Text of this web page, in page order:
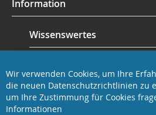
Information
Wissenswertes
Revisage GmbH
Wir verwenden Cookies, um Ihre
die neuen Datenschutzrichtlinien zu
um Ihre Zustimmung für Cookies
Informationen